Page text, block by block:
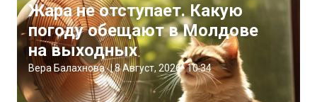
Жара не отступает. Какую
погоду обещают в Молдове
на выходных
Вера Балахнова |8 Август, 2026 10:34